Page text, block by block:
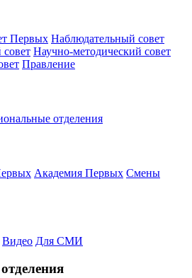
Первых Наблюдательный совет
Научно-методический совет
Правление
отделения
Академия Первых Смены
Видео Для СМИ